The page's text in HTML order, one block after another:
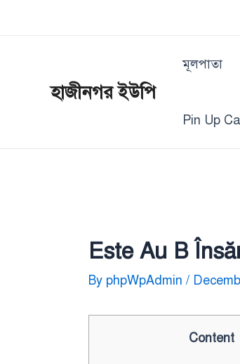
হাজীনগর ইউপি
মূলপাতা
Pin Up
Este Au B
By phpWpAdmin /
Content